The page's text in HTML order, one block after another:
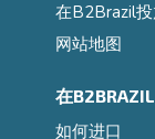
在B2Brazil
网站地图
在
如何进口